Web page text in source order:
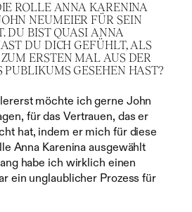
ROLLE ANNA KARENINA
NEUMEIER FÜR SEIN
DU BIST QUASI ANNA
DU DICH GEFÜHLT, ALS
ERSTEN MAL AUS DER
PUBLIKUMS GESEHEN HAST?
möchte ich gerne John
für das Vertrauen, das er
hat, indem er mich für diese
Anna Karenina ausgewählt
habe ich wirklich einen
ein unglaublicher Prozess für